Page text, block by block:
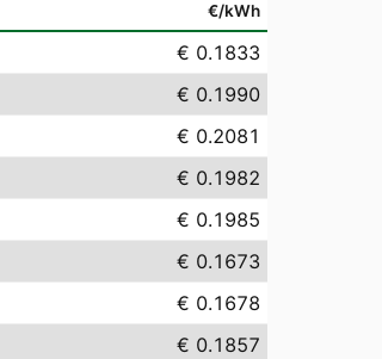
€/kWh
€ 0.1833
€ 0.1990
€ 0.2081
€ 0.1982
€ 0.1985
€ 0.1673
€ 0.1678
€ 0.1857